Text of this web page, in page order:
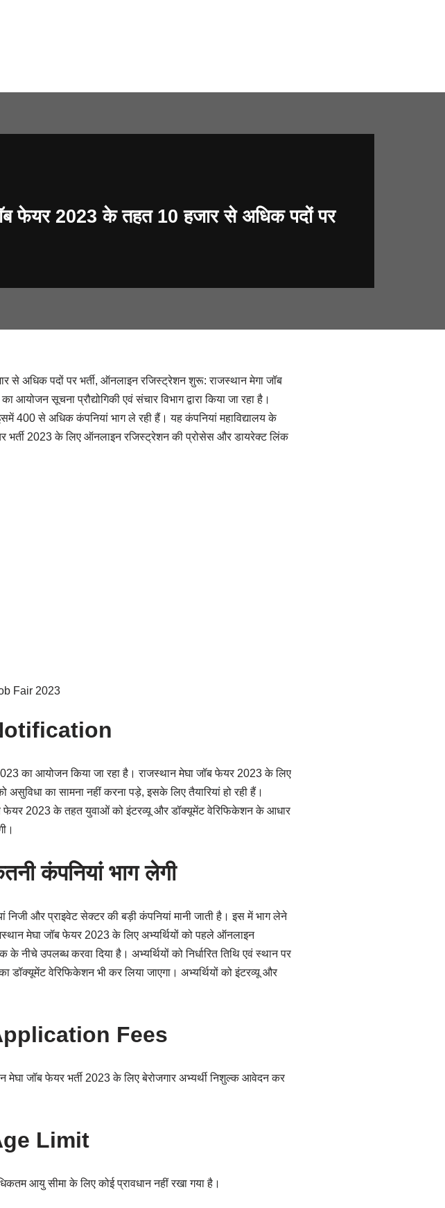
फेयर 2023 के तहत 10 हजार से अधिक पदों पर
अधिक पदों पर भर्ती, ऑनलाइन रजिस्ट्रेशन शुरू: राजस्थान मेगा जॉब
सूचना प्रौद्योगिकी एवं संचार विभाग द्वारा किया जा रहा है।
400 से अधिक कंपनियां भाग ले रही हैं। यह कंपनियां महाविद्यालय के
भर्ती 2023 के लिए ऑनलाइन रजिस्ट्रेशन की प्रोसेस और डायरेक्ट लिंक
का आयोजन किया जा रहा है। राजस्थान मेघा जॉब फेयर 2023 के लिए
का सामना नहीं करना पड़े, इसके लिए तैयारियां हो रही हैं।
फेयर 2023 के तहत युवाओं को इंटरव्यू और डॉक्यूमेंट वेरिफिकेशन के आधार
कंपनियां भाग लेगी
और प्राइवेट सेक्टर की बड़ी कंपनियां मानी जाती है। इस में भाग लेने
मेघा जॉब फेयर 2023 के लिए अभ्यर्थियों को पहले ऑनलाइन
उपलब्ध करवा दिया है। अभ्यर्थियों को निर्धारित तिथि एवं स्थान पर
डॉक्यूमेंट वेरिफिकेशन भी कर लिया जाएगा। अभ्यर्थियों को इंटरव्यू और
Fees
जॉब फेयर भर्ती 2023 के लिए बेरोजगार अभ्यर्थी निशुल्क आवेदन कर
Limit
आयु सीमा के लिए कोई प्रावधान नहीं रखा गया है।